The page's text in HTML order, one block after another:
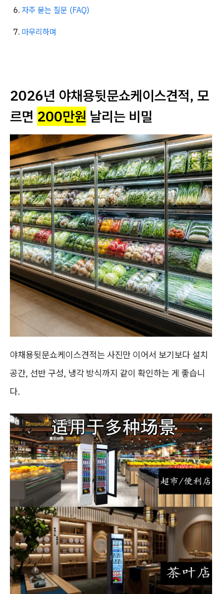
자주 묻는 질문 (FAQ)
마무리하며
2026년 야채용뒷문쇼케이스견적, 모
르면 200만원 날리는 비밀
야채용뒷문쇼케이스견적는 사진만 이어서 보기보다 설치
공간, 선반 구성, 냉각 방식까지 같이 확인하는 게 좋습니
다.